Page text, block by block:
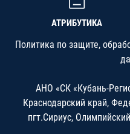
АТРИБУТИКА
Политика по защите,
АНО «СК «Кубань-
Краснодарский край,
пгт.Сириус,